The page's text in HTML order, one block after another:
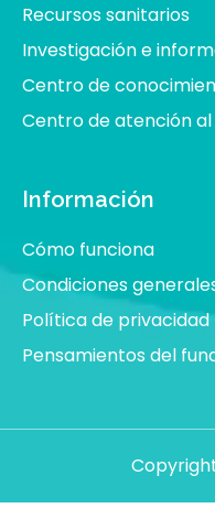
Recursos sanitarios
Investigación e
Centro de
Centro de atención
Información
Cómo funciona
Condiciones
Política de privacidad
Pensamientos del